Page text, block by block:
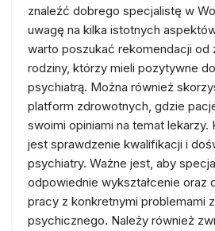
znaleźć dobrego specjalistę w
uwagę na kilka istotnych
warto poszukać rekomendacji od
rodziny, którzy mieli pozytywne
psychiatrą. Można również
platform zdrowotnych, gdzie
swoimi opiniami na temat lekarzy.
jest sprawdzenie kwalifikacji i
psychiatry. Ważne jest, aby
odpowiednie wykształcenie oraz
pracy z konkretnymi problemami
psychicznego. Należy również